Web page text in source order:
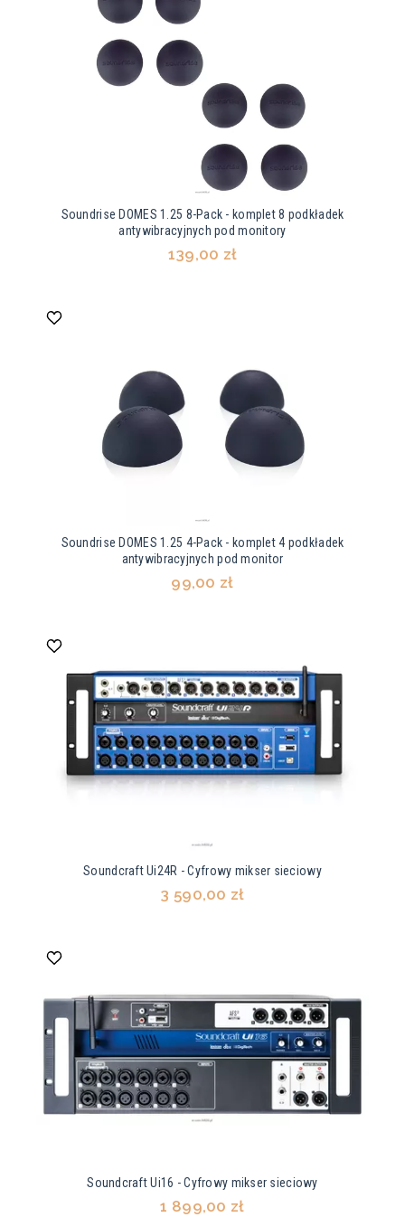
Soundrise DOMES 1.25 8-Pack - komplet 8 podkładek
antywibracyjnych pod monitory
139,00 zł
Soundrise DOMES 1.25 4-Pack - komplet 4 podkładek
antywibracyjnych pod monitor
99,00 zł
Soundcraft Ui24R - Cyfrowy mikser sieciowy
3 590,00 zł
Soundcraft Ui16 - Cyfrowy mikser sieciowy
1 899,00 zł